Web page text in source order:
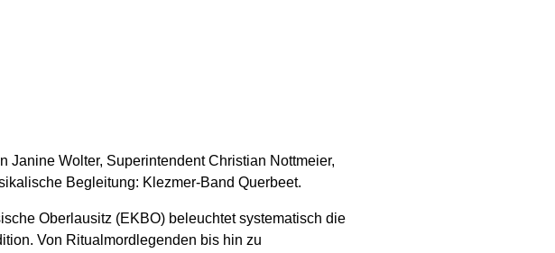
Janine Wolter, Superintendent Christian Nottmeier,
Begleitung: Klezmer-Band Querbeet.
Oberlausitz (EKBO) beleuchtet systematisch die
Von Ritualmordlegenden bis hin zu